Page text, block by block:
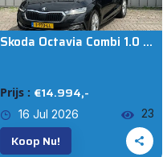
Opnieuw Instellen
Skoda Octavia Combi 1.0 e-TSI PANO LEER VIRTUAL DEALER OND Business Edition Plus
Prijs : €14.994,-
16 Jul 2026 23
Koop Nu!